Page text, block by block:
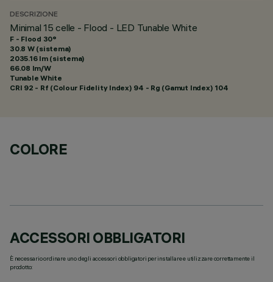
DESCRIZIONE
Minimal 15 celle - Flood - LED Tunable White
F - Flood 30°
30.8 W (sistema)
2035.16 lm (sistema)
66.08 lm/W
Tunable White
CRI 92 - Rf (Colour Fidelity Index) 94 - Rg (Gamut Index) 104
COLORE
ACCESSORI OBBLIGATORI
È necessario ordinare uno degli accessori obbligatori per installare e utilizzare correttamente il
prodotto: